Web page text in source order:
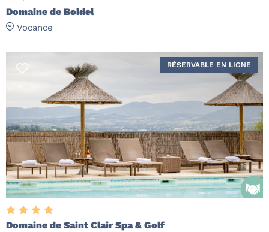
Domaine de Boidel
Vocance
Domaine de Saint Clair Spa & Golf
RÉSERVABLE EN LIGNE